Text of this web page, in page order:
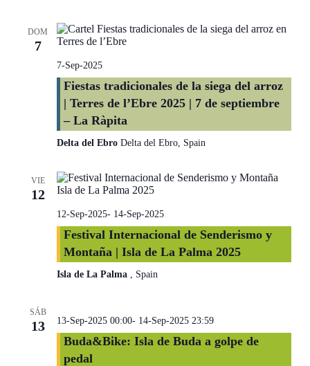
DOM
7
7-Sep-2025
Fiestas tradicionales de la siega del arroz
| Terres de l’Ebre 2025 | 7 de septiembre
– La Ràpita
Delta del Ebro Delta del Ebro, Spain
VIE
12
12-Sep-2025- 14-Sep-2025
Festival Internacional de Senderismo y
Montaña | Isla de La Palma 2025
Isla de La Palma , Spain
SÁB
13 13-Sep-2025 00:00- 14-Sep-2025 23:59
Buda&Bike: Isla de Buda a golpe de
pedal